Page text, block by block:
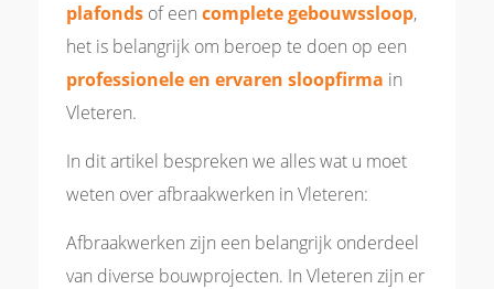
plafonds of een complete gebouwssloop,
het is belangrijk om beroep te doen op een
professionele en ervaren sloopfirma in
Vleteren.
In dit artikel bespreken we alles wat u moet
weten over afbraakwerken in Vleteren:
Afbraakwerken zijn een belangrijk onderdeel
van diverse bouwprojecten. In Vleteren zijn er